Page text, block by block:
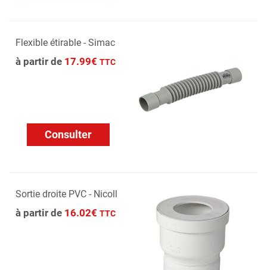
Flexible étirable - Simac
à partir de 17.99€ TTC
Consulter
Sortie droite PVC - Nicoll
à partir de 16.02€ TTC